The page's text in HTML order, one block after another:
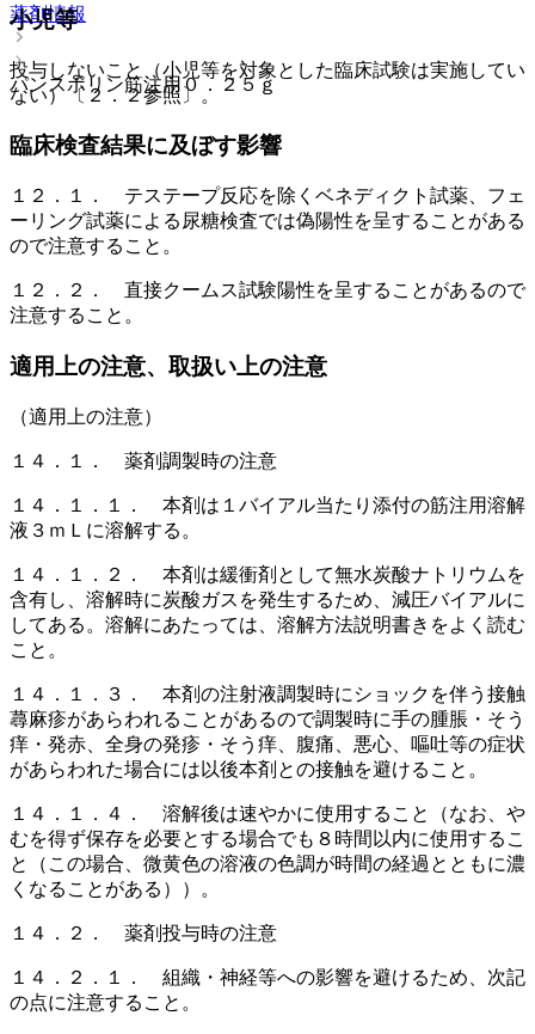
薬剤情報
パンスポリン筋注用０．２５ｇ
小児等
投与しないこと（小児等を対象とした臨床試験は実施してい
ない）〔２．２参照〕。
臨床検査結果に及ぼす影響
１２．１． テステープ反応を除くベネディクト試薬、フェ
ーリング試薬による尿糖検査では偽陽性を呈することがある
ので注意すること。
１２．２． 直接クームス試験陽性を呈することがあるので
注意すること。
適用上の注意、取扱い上の注意
（適用上の注意）
１４．１． 薬剤調製時の注意
１４．１．１． 本剤は１バイアル当たり添付の筋注用溶解
液３ｍＬに溶解する。
１４．１．２． 本剤は緩衝剤として無水炭酸ナトリウムを
含有し、溶解時に炭酸ガスを発生するため、減圧バイアルに
してある。溶解にあたっては、溶解方法説明書きをよく読む
こと。
１４．１．３． 本剤の注射液調製時にショックを伴う接触
蕁麻疹があらわれることがあるので調製時に手の腫脹・そう
痒・発赤、全身の発疹・そう痒、腹痛、悪心、嘔吐等の症状
があらわれた場合には以後本剤との接触を避けること。
１４．１．４． 溶解後は速やかに使用すること（なお、や
むを得ず保存を必要とする場合でも８時間以内に使用するこ
と（この場合、微黄色の溶液の色調が時間の経過とともに濃
くなることがある））。
１４．２． 薬剤投与時の注意
１４．２．１． 組織・神経等への影響を避けるため、次記
の点に注意すること。